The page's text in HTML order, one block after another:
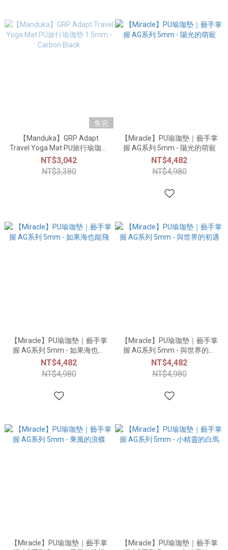
售完
【Manduka】GRP Adapt
Travel Yoga Mat PU旅行瑜珈墊
1.5mm - Carbon Black
NT$3,042
NT$3,380
【Miracle】PU瑜珈墊｜藝手掌
握 AG系列 5mm - 陽光的萌寵
NT$4,482
NT$4,980
【Miracle】PU瑜珈墊｜藝手掌
握 AG系列 5mm - 如果海也能
飛
NT$4,482
NT$4,980
【Miracle】PU瑜珈墊｜藝手掌
握 AG系列 5mm - 與世界的初
遇
NT$4,482
NT$4,980
【Miracle】PU瑜珈墊｜藝手掌
【Miracle】PU瑜珈墊｜藝手掌